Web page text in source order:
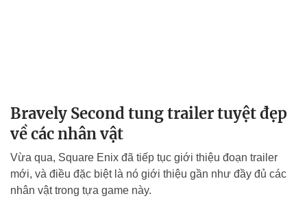
Bravely Second tung trailer tuyệt đẹp
về các nhân vật
Vừa qua, Square Enix đã tiếp tục giới thiệu đoạn trailer
mới, và điều đặc biệt là nó giới thiệu gần như đầy đủ các
nhân vật trong tựa game này.